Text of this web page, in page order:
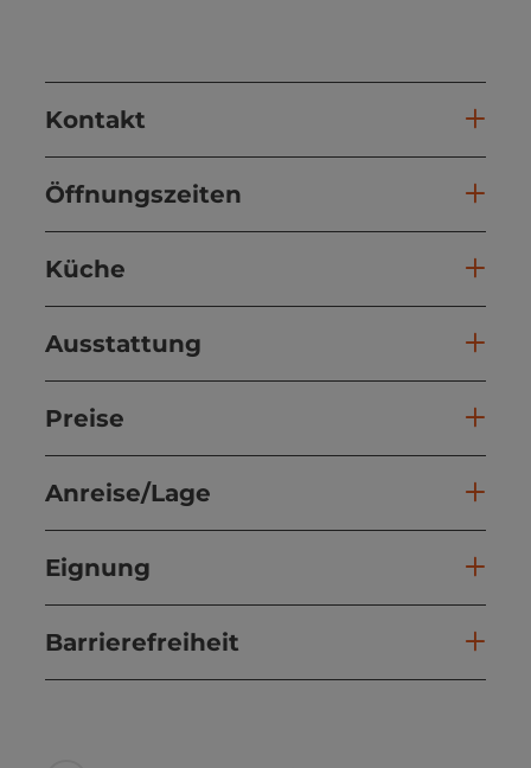
Kontakt
Öffnungszeiten
Küche
Ausstattung
Preise
Anreise/Lage
Eignung
Barrierefreiheit